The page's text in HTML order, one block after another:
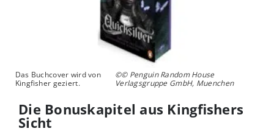
Das Buchcover wird von
Kingfisher geziert.
©© Penguin Random House
Verlagsgruppe GmbH, Muenchen
Die Bonuskapitel aus Kingfishers
Sicht